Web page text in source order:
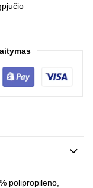
polipropileno,